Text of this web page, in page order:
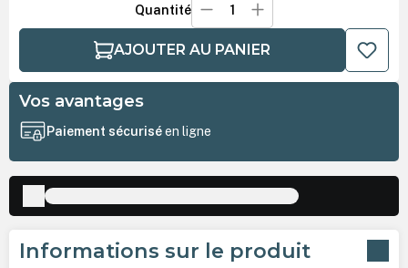
Quantité
AJOUTER AU PANIER
Vos avantages
Paiement sécuriséen ligne
Informations sur le produit